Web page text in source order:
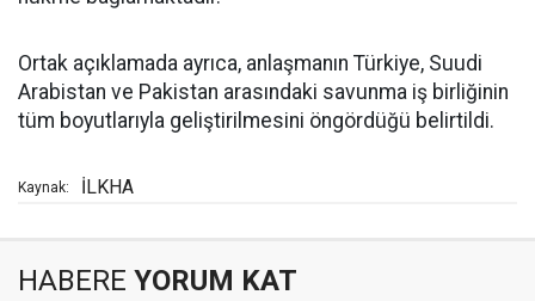
Ortak açıklamada ayrıca, anlaşmanın Türkiye, Suudi
Arabistan ve Pakistan arasındaki savunma iş birliğinin
tüm boyutlarıyla geliştirilmesini öngördüğü belirtildi.
Kaynak: İLKHA
HABERE YORUM KAT